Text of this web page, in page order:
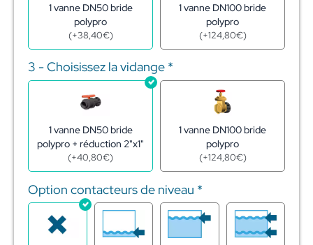
1 vanne DN50 bride
polypro
(+38,40€)
1 vanne DN100 bride
polypro
(+124,80€)
3 - Choisissez la vidange *
1 vanne DN50 bride
polypro + réduction 2"x1"
(+40,80€)
1 vanne DN100 bride
polypro
(+124,80€)
Option contacteurs de niveau *